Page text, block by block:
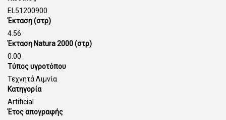
EL51200900
Έκταση (στρ)
4.56
Έκταση Natura 2000 (στρ)
0.00
Τύπος υγροτόπου
Τεχνητά Λιμνία
Κατηγορία
Artificial
Έτος απογραφής